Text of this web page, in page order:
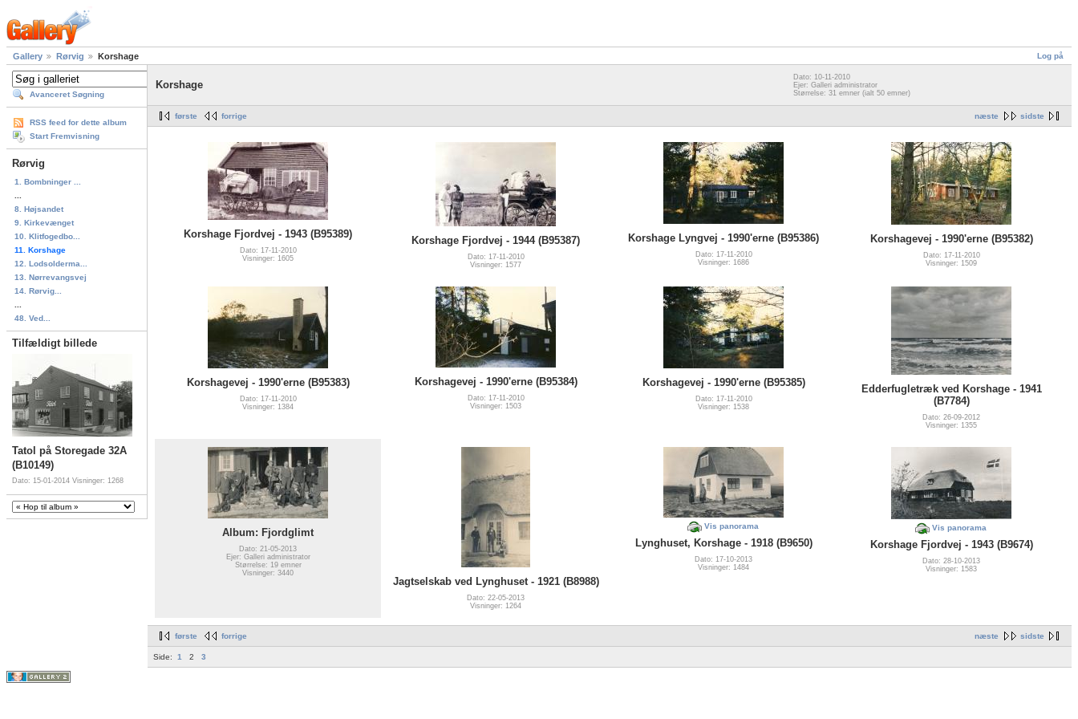
Log på
Gallery Rørvig Korshage
Avanceret Søgning
RSS feed for dette album
Start Fremvisning
Rørvig
1. Bombninger ...
8. Højsandet
9. Kirkevænget
10. Klitfogedbo...
11. Korshage
12. Lodsolderma...
13. Nørrevangsvej
14. Rørvig...
48. Ved...
Tilfældigt billede
Tatol på Storegade 32A
(B10149)
Dato: 15-01-2014 Visninger: 1268
Korshage
Dato: 10-11-2010
Ejer: Galleri administrator
Størrelse: 31 emner (ialt 50 emner)
næste sidste
første forrige
Korshage Fjordvej - 1943 (B95389)
Dato: 17-11-2010
Visninger: 1605
Korshage Fjordvej - 1944 (B95387)
Dato: 17-11-2010
Visninger: 1577
Korshage Lyngvej - 1990'erne (B95386)
Dato: 17-11-2010
Visninger: 1686
Korshagevej - 1990'erne (B95382)
Dato: 17-11-2010
Visninger: 1509
Korshagevej - 1990'erne (B95383)
Dato: 17-11-2010
Visninger: 1384
Korshagevej - 1990'erne (B95384)
Dato: 17-11-2010
Visninger: 1503
Korshagevej - 1990'erne (B95385)
Dato: 17-11-2010
Visninger: 1538
Edderfugletræk ved Korshage - 1941
(B7784)
Dato: 26-09-2012
Visninger: 1355
Album: Fjordglimt
Dato: 21-05-2013
Ejer: Galleri administrator
Størrelse: 19 emner
Visninger: 3440
Jagtselskab ved Lynghuset - 1921 (B8988)
Dato: 22-05-2013
Visninger: 1264
Vis panorama
Lynghuset, Korshage - 1918 (B9650)
Dato: 17-10-2013
Visninger: 1484
Vis panorama
Korshage Fjordvej - 1943 (B9674)
Dato: 28-10-2013
Visninger: 1583
næste sidste
første forrige
Side: 1 2 3